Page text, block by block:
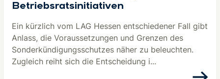
Be­triebs­rats­in­itia­ti­ven
Ein kürzlich vom LAG Hessen entschiedener Fall gibt
Anlass, die Voraussetzungen und Grenzen des
Sonderkündigungsschutzes näher zu beleuchten.
Zugleich reiht sich die Entscheidung i...